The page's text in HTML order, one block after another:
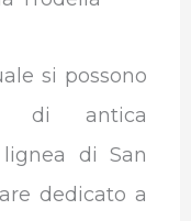
si possono
di antica
di San
dedicato a